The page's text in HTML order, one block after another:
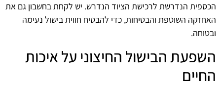
הכספית הנדרשת לרכישת הציוד הנדרש. יש לקחת בחשבון גם את
האחזקה השוטפת והבטיחות, כדי להבטיח חווית בישול נעימה
ובטוחה.
השפעת הבישול החיצוני על איכות
החיים